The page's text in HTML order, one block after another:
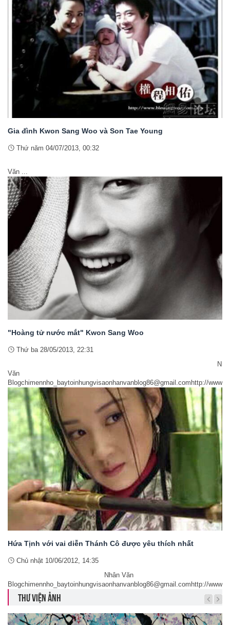
Gia đình Kwon Sang Woo và Son Tae Young
Thứ năm 04/07/2013, 00:32
Văn ...
"Hoàng tử nước mắt" Kwon Sang Woo
Thứ ba 28/05/2013, 22:31
Văn
Blogchimennho_baytoinhungvisaonhanvanblog86@gmail.comhttp://
Hứa Tịnh với vai diễn Thánh Cô được yêu thích nhất
Chủ nhật 10/06/2012, 14:35
Nhân Văn
Blogchimennho_baytoinhungvisaonhanvanblog86@gmail.comhttp://
THƯ VIỆN ẢNH